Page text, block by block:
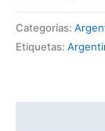
Categorías:
Etiquetas: